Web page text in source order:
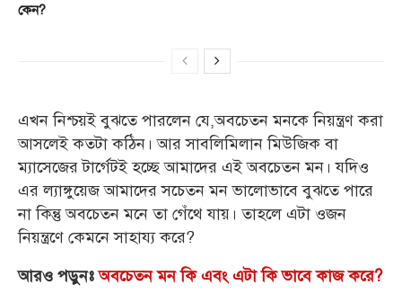
কেন?
এখন নিশ্চয়ই বুঝতে পারলেন যে,অবচেতন মনকে নিয়ন্ত্রণ করা
আসলেই কতটা কঠিন। আর সাবলিমিলান মিউজিক বা
ম্যাসেজের টার্গেটই হচ্ছে আমাদের এই অবচেতন মন। যদিও
এর ল্যাঙ্গুয়েজ আমাদের সচেতন মন ভালোভাবে বুঝতে পারে
না কিন্তু অবচেতন মনে তা গেঁথে যায়। তাহলে এটা ওজন
নিয়ন্ত্রণে কেমনে সাহায্য করে?
আরও পড়ুনঃঅবচেতন মন কি এবং এটা কি ভাবে কাজ করে?